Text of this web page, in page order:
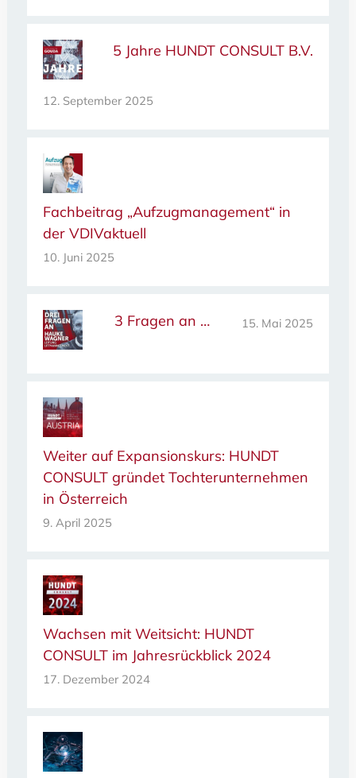
5 Jahre HUNDT CONSULT B.V.
12. September 2025
Fachbeitrag „Aufzugmanagement“ in
der VDIVaktuell
10. Juni 2025
3 Fragen an … 15. Mai 2025
Weiter auf Expansionskurs: HUNDT
CONSULT gründet Tochterunternehmen
in Österreich
9. April 2025
Wachsen mit Weitsicht: HUNDT
CONSULT im Jahresrückblick 2024
17. Dezember 2024